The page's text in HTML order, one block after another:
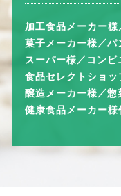
加工食品メーカー様
菓子メーカー様
パ
スーパー様
コンビ
食品セレクトショッ
醸造メーカー様
惣
健康食品メーカー様